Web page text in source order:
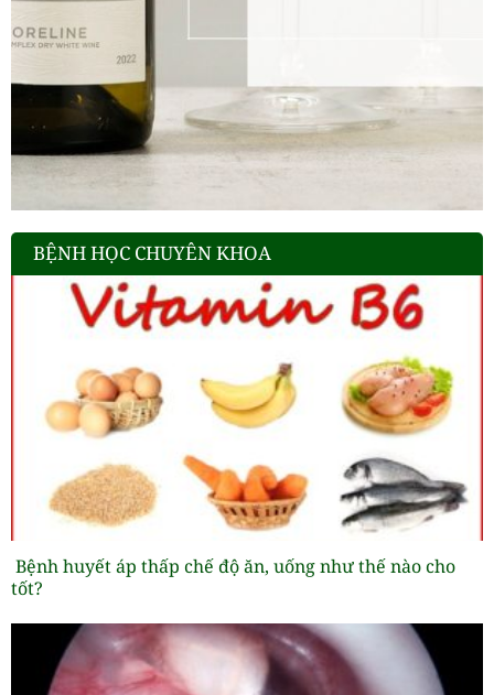
BỆNH HỌC CHUYÊN KHOA
Bệnh huyết áp thấp chế độ ăn, uống như thế nào cho
tốt?